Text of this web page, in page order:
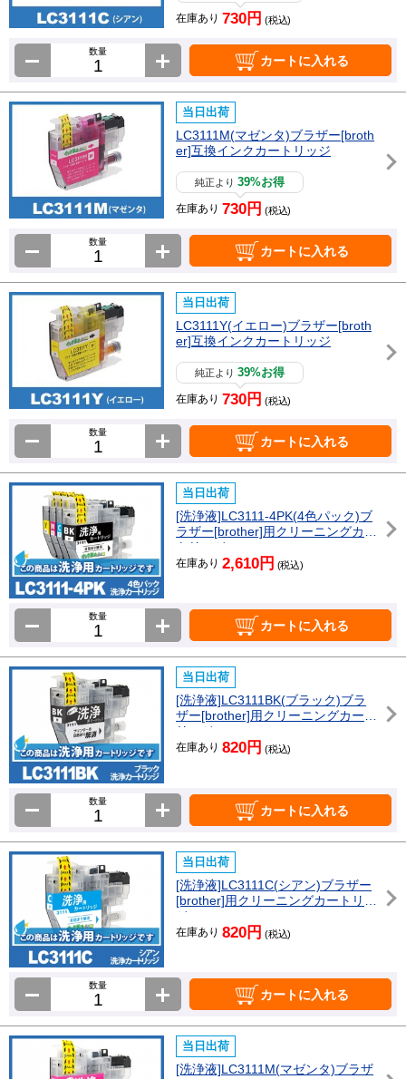
在庫あり 730円 (税込)
数量
カートに入れる
当日出荷
LC3111M(マゼンタ)ブラザー[broth
er]互換インクカートリッジ
純正より39%お得
在庫あり 730円 (税込)
数量
カートに入れる
当日出荷
LC3111Y(イエロー)ブラザー[broth
er]互換インクカートリッジ
純正より39%お得
在庫あり 730円 (税込)
数量
カートに入れる
当日出荷
[洗浄液]LC3111-4PK(4色パック)ブ
ラザー[brother]用クリーニングカー
トリッジ
在庫あり 2,610円 (税込)
数量
カートに入れる
当日出荷
[洗浄液]LC3111BK(ブラック)ブラ
ザー[brother]用クリーニングカート
リッジ
在庫あり 820円 (税込)
数量
カートに入れる
当日出荷
[洗浄液]LC3111C(シアン)ブラザー
[brother]用クリーニングカートリッ
ジ
在庫あり 820円 (税込)
数量
カートに入れる
当日出荷
[洗浄液]LC3111M(マゼンタ)ブラザ